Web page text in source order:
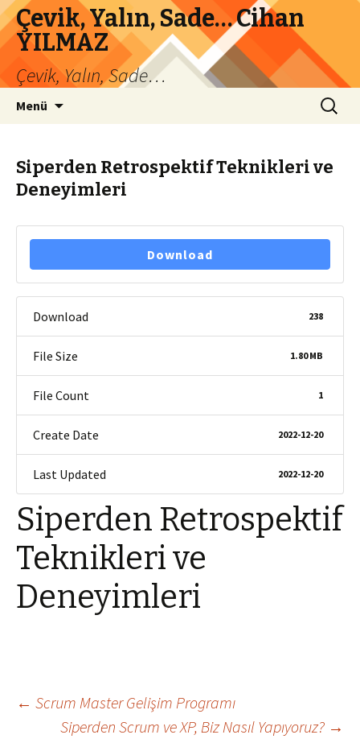
Çevik, Yalın, Sade… Cihan
YILMAZ
Çevik, Yalın, Sade…
Menü Arama:
Siperden Retrospektif Teknikleri ve
Deneyimleri
Download
Download 238
File Size 1.80 MB
File Count 1
Create Date 2022-12-20
Last Updated 2022-12-20
Siperden Retrospektif
Teknikleri ve
Deneyimleri
Yazı
← Scrum Master Gelişim Programı
Siperden Scrum ve XP, Biz Nasıl Yapıyoruz? →